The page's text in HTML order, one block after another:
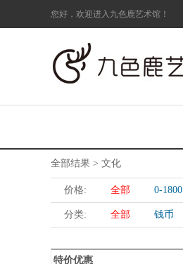
您好，欢迎进入九色鹿艺术馆！
全部结果 > 文化
价格: 全部 0-1800
分类: 全部 钱币
特价优惠